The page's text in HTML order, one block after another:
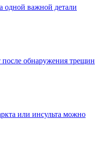
одной важной детали
обнаружения трещин
или инсульта можно